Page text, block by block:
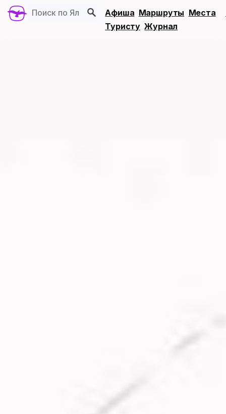
Афиша Маршруты Места
Туристу Журнал